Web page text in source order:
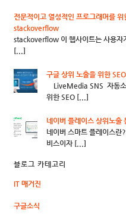
전문적이고 열성적인 프로그래머를
stackoverflow
stackoverflow 이 웹사이트는 사용자
[...]
구글 상위 노출을 위한
LiveMedia SNS 자동소
위한 SEO [...]
네이버 플레이스 상위노출
네이버 스마트 플레이스란
비스이자 [...]
블로그 카테고리
IT 매거진
구글소식